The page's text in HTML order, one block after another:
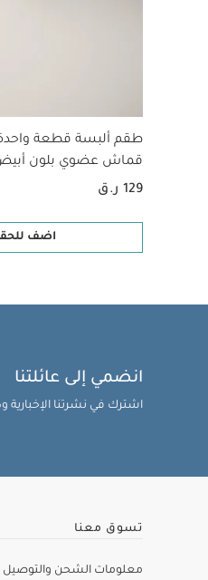
طقم ألبسة قطعة
قماش عضوي بلون أبيض - 5
129 ر.ق
اضف
انضمي إلى عائلتنا
اشترك في نشرتنا
تسوق معنا
معلومات الشحن والتوصيل